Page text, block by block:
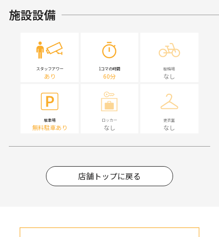
施設設備
スタッフアワー
あり
1コマの時間
60分
駐輪場
なし
駐車場
無料駐車あり
ロッカー
なし
更衣室
なし
店舗トップに戻る